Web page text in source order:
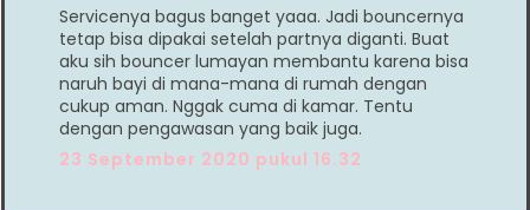
Servicenya bagus banget yaaa. Jadi bouncernya
tetap bisa dipakai setelah partnya diganti. Buat
aku sih bouncer lumayan membantu karena bisa
naruh bayi di mana-mana di rumah dengan
cukup aman. Nggak cuma di kamar. Tentu
dengan pengawasan yang baik juga.
23 September 2020 pukul 16.32